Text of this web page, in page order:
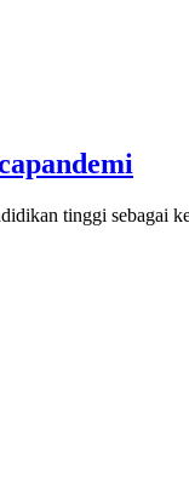
tinggi sebagai